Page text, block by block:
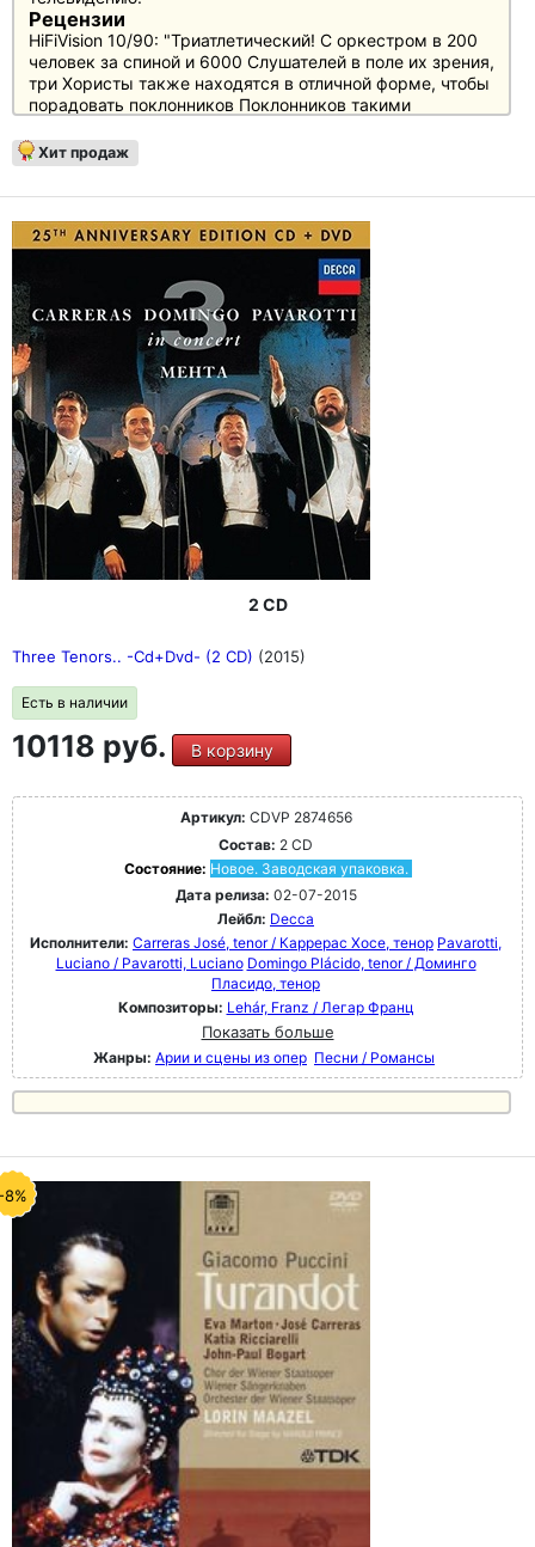
Рецензии
HiFiVision 10/90: "Триатлетический! С оркестром в 200
человек за спиной и 6000 Слушателей в поле их зрения,
три Хористы также находятся в отличной форме, чтобы
порадовать поклонников Поклонников такими
Хит продаж
2 CD
Three Tenors.. -Cd+Dvd- (2 CD) (2015)
Есть в наличии
10118 руб. В корзину
Артикул: CDVP 2874656
Состав: 2 CD
Состояние: Новое. Заводская упаковка.
Дата релиза: 02-07-2015
Лейбл: Decca
Исполнители: Carreras José, tenor / Каррерас Хосе, тенор Pavarotti,
Luciano / Pavarotti, Luciano Domingo Plácido, tenor / Доминго
Пласидо, тенор
Композиторы: Lehár, Franz / Легар Франц
Показать больше
Жанры: Арии и сцены из опер Песни / Романсы
8%